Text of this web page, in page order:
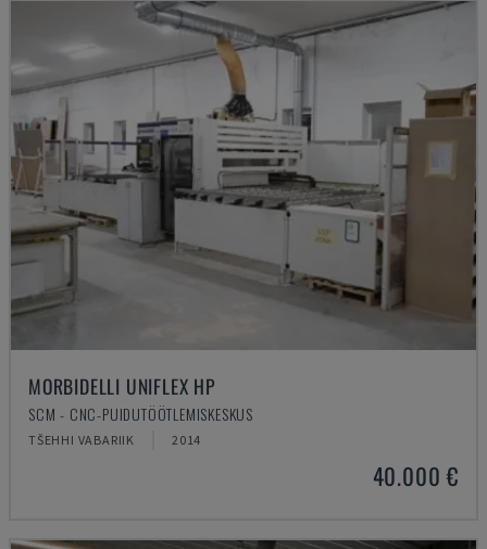
MORBIDELLI UNIFLEX HP
SCM - CNC-PUIDUTÖÖTLEMISKESKUS
TŠEHHI VABARIIK 2014
40.000 €